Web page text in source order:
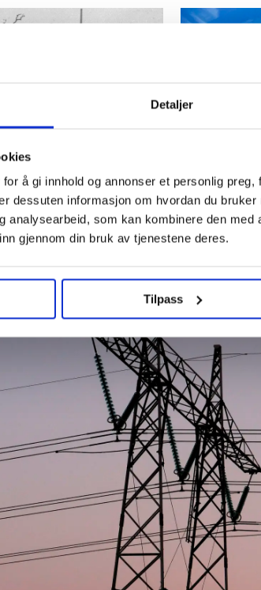
Detaljer
å gi innhold og annonser et personlig
dessuten informasjon om hvordan du
analysearbeid, som kan kombinere den
gjennom din bruk av tjenestene deres.
Tilpass
mener
forbudt
på